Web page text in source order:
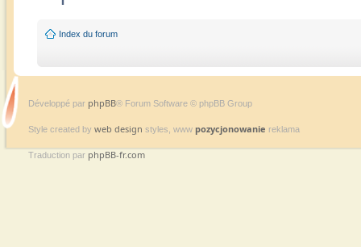
Index du forum
Développé par phpBB® Forum Software © phpBB Group
Style created by web design styles, www pozycjonowanie reklama
Traduction par phpBB-fr.com